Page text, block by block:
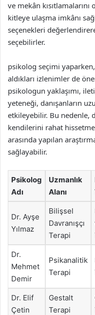
ve mekân
kitleye ulaşma imkânı
seçenekleri
seçebilirler.
psikolog seçimi
aldıkları izlenimler de
psikologun yaklaşımı,
yeteneği, danışanların
etkileyebilir. Bu nedenle,
kendilerini rahat
arasında yapılan
sağlayabilir.
Psikolog
Adı
Uzmanlık
Alanı
Dr. Ayşe
Yılmaz
Bilişsel
Davranışçı
Terapi
Dr.
Mehmet
Demir
Psikanalitik
Terapi
Dr. Elif
Çetin
Gestalt
Terapi